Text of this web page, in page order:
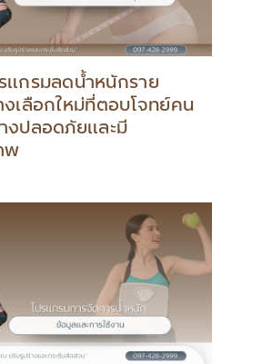
แกรมลดน้ำหนักราย
เลือกใหม่ที่ตอบโจทย์คน
งปลอดภัยและมี
พ